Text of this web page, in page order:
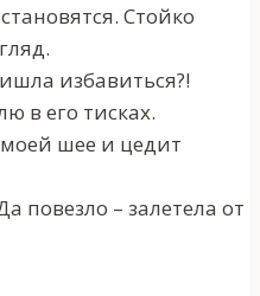
Стойко
избавиться?!
в его тисках.
шее и цедит
повезло – залетела от